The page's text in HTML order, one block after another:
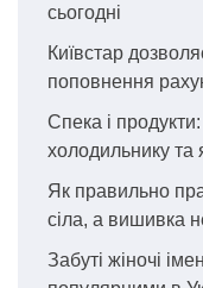
сьогодні
Київстар
поповнення
Спека і
холодильнику та
Як правильно
сіла, а вишивка
Забуті жіночі